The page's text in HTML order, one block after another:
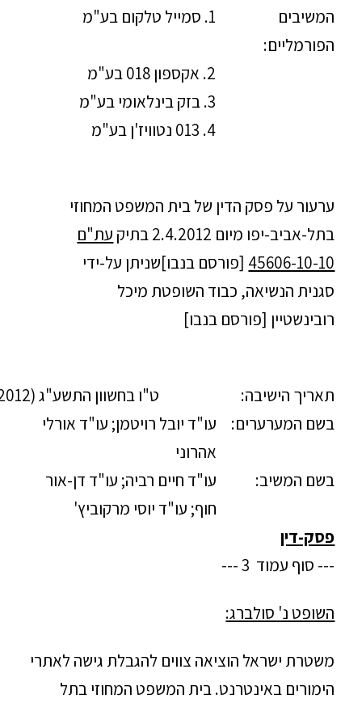
המשיבים
הפורמליים:
1. סמייל טלקום בע"מ
2. אקספון 018 בע"מ
3. בזק בינלאומי בע"מ
4. 013 נטוויז'ן בע"מ
ערעור על פסק הדין של בית המשפט המחוזי
בתל-אביב-יפו מיום 2.4.2012 בתיק
עת"ם
45606-10-10 [פורסם בנבו]שניתן על-ידי
סגנית הנשיאה, כבוד השופטת מיכל
רובינשטיין [פורסם בנבו]
תאריך הישיבה: ט"ו בחשוון התשע"ג (31.10.2012)
בשם המערערים:
עו"ד יובל רויטמן; עו"ד אורלי
אהרוני
בשם המשיב:
עו"ד חיים רביה; עו"ד דן-אור
חוף; עו"ד יוסי מרקוביץ'
פסק-דין
--- סוף עמוד 3 ---
השופט נ' סולברג:
משטרת ישראל הוציאה צווים להגבלת גישה לאתרי
הימורים באינטרנט. בית המשפט המחוזי בתל